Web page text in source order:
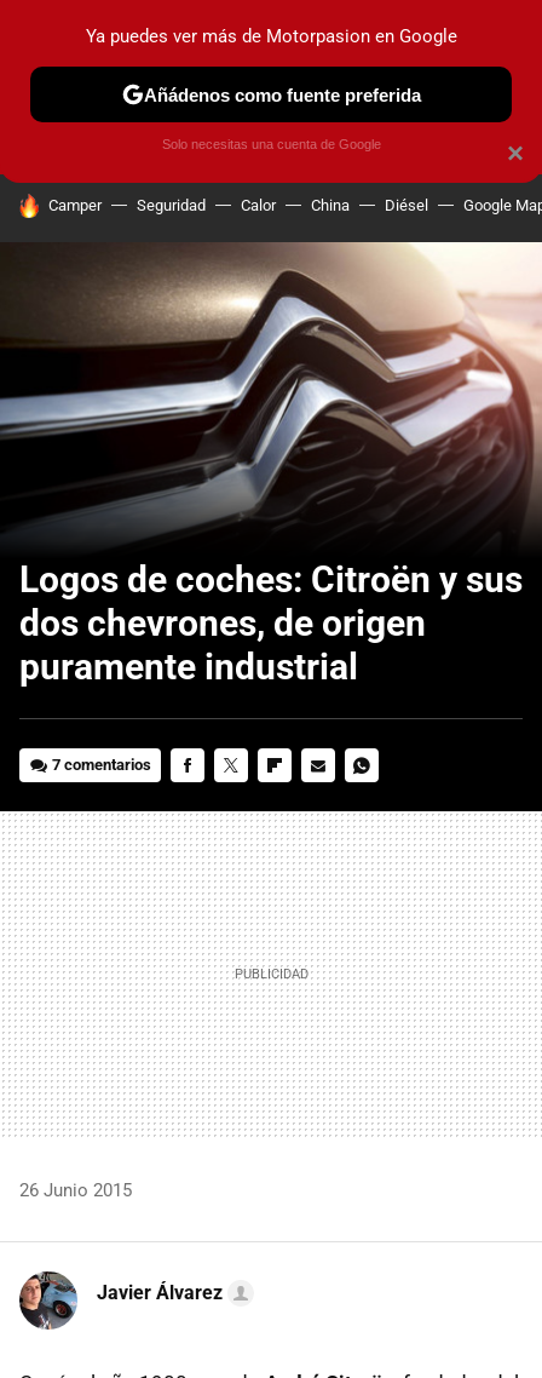
PRUEBAS COCHES ELÉCTRICOS OBSERVATORIO
HOY SE HABLA DE
Camper Seguridad Calor China Diésel Google
Logos de coches: Citroën y sus
dos chevrones, de origen
puramente industrial
7 comentarios
MAIL
26 Junio 2015
Javier Álvarez
×
Ya puedes ver más de Motorpasion en Google
Añádenos como fuente preferida
Solo necesitas una cuenta de Google